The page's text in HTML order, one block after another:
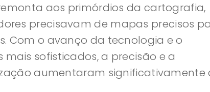
aos primórdios da cartografia,
precisavam de mapas precisos
Com o avanço da tecnologia e o
sofisticados, a precisão e a
aumentaram significativamente